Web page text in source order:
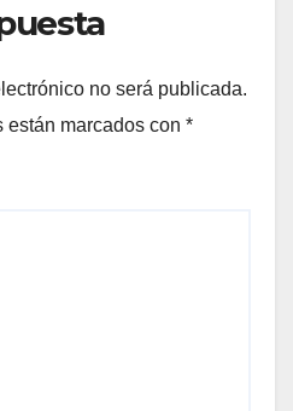
no será publicada.
están marcados con *